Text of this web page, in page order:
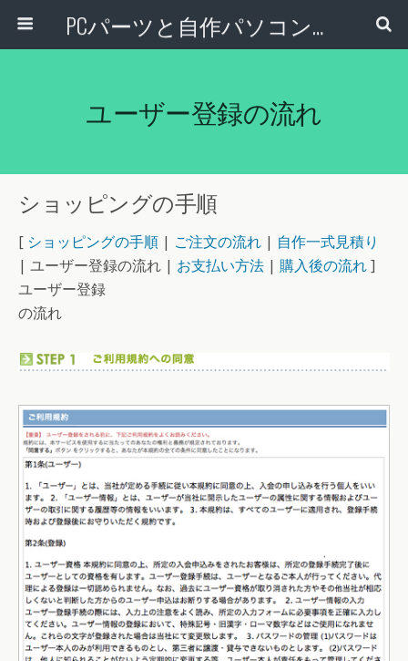
PCパーツと自作パソコン・組み立てパソコンの専門店 | PCワンズ
ユーザー登録の流れ
ショッピングの手順
[ ショッピングの手順 | ご注文の流れ | 自作一式見積り
| ユーザー登録の流れ | お支払い方法 | 購入後の流れ]
ユーザー登録
の流れ